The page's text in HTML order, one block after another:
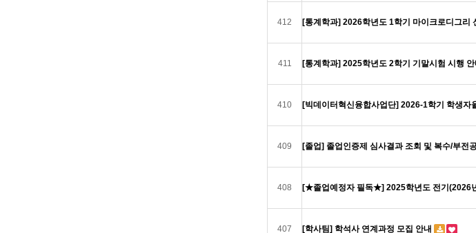
412 [통계학과] 2026학년도 1학기 마이크로디그리
411 [통계학과] 2025학년도 2학기 기말시험 시행 안
410 [빅데이터혁신융합사업단] 2026-1학기 학생자
409 [졸업] 졸업인증제 심사결과 조회 및 복수/부전
408 [★졸업예정자 필독★] 2025학년도 전기(2026
407 [학사팀] 학석사 연계과정 모집 안내